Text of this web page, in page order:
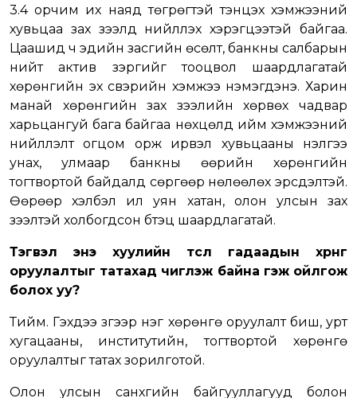
3.4 орчим их наяд төгрөгтэй тэнцэх хэмжээний
хувьцаа зах зээлд нийлүүлэх хэрэгцээтэй байгаа.
Цаашид ч эдийн засгийн өсөлт, банкны салбарын
нийт актив зэргийг тооцвол шаардлагатай
хөрөнгийн эх үүсвэрийн хэмжээ нэмэгдэнэ. Харин
манай хөрөнгийн зах зээлийн хөрвөх чадвар
харьцангуй бага байгаа нөхцөлд ийм хэмжээний
нийлүүлэлт огцом орж ирвэл хувьцааны үнэлгээ
унах, улмаар банкны өөрийн хөрөнгийн
тогтвортой байдалд сөргөөр нөлөөлөх эрсдэлтэй.
Өөрөөр хэлбэл илүү уян хатан, олон улсын зах
зээлтэй холбогдсон бүтэц шаардлагатай.
Тэгвэл энэ хуулийн төсөл гадаадын хөрөнгө
оруулалтыг татахад чиглэж байна гэж ойлгож
болох уу?
Тийм. Гэхдээ зүгээр нэг хөрөнгө оруулалт биш, урт
хугацааны, институтийн, тогтвортой хөрөнгө
оруулалтыг татах зорилготой.
Олон улсын санхүүгийн байгууллагууд болон